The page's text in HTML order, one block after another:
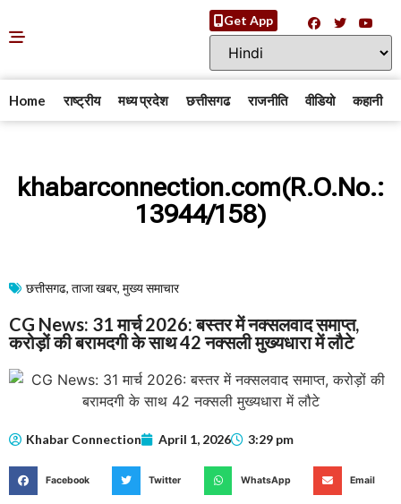
Get App
Home राष्ट्रीय मध्य प्रदेश छत्तीसगढ राजनीति वीडियो कहानी
khabarconnection.com(R.O.No.:
13944/158)
छत्तीसगढ, ताजा खबर, मुख्य समाचार​
CG News: 31 मार्च 2026: बस्तर में नक्सलवाद समाप्त,
करोड़ों की बरामदगी के साथ 42 नक्सली मुख्यधारा में लौटे
Khabar Connection April 1, 2026 3:29 pm
Facebook Twitter WhatsApp Email